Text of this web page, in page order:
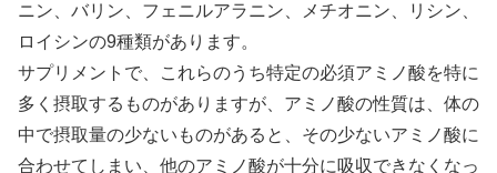
ニン、バリン、フェニルアラニン、メチオニン、リシン、
ロイシンの9種類があります。
サプリメントで、これらのうち特定の必須アミノ酸を特に
多く摂取するものがありますが、アミノ酸の性質は、体の
中で摂取量の少ないものがあると、その少ないアミノ酸に
合わせてしまい、他のアミノ酸が十分に吸収できなくなっ